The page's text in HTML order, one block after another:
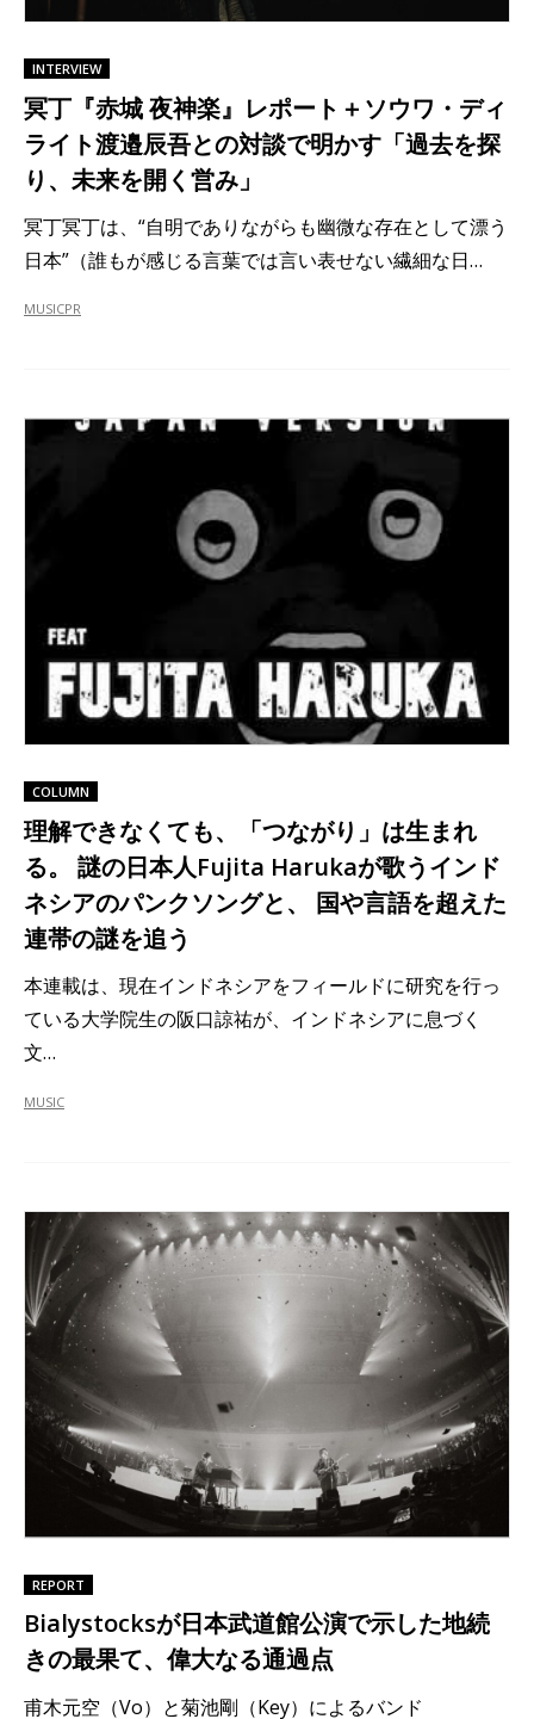
INTERVIEW
冥丁『赤城 夜​神楽』レポート＋ソウワ・ディ
ライト渡邉辰吾との対談で明かす「過去を探
り、未来を開く営み」
冥丁冥丁は、“自明でありながらも幽微な存在として漂う
日本”（誰もが感じる言葉では言い表せない繊細な日…
MUSICPR
COLUMN
理解できなくても、「つながり」は生まれ
る。 謎の日本人Fujita Harukaが歌うインド
ネシアのパンクソングと、 国や言語を超えた
連帯の謎を追う
本連載は、現在インドネシアをフィールドに研究を行っ
ている大学院生の阪口諒祐が、インドネシアに息づく
文…
MUSIC
REPORT
Bialystocksが日本武道館公演で示した地続
きの最果て、偉大なる通過点
甫木元空（Vo）と菊池剛（Key）によるバンド